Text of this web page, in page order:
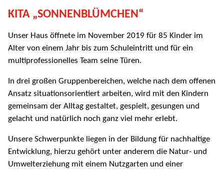
KITA „SONNENBLÜMCHEN“
Unser Haus öffnete im November 2019 für 85 Kinder im
Alter von einem Jahr bis zum Schuleintritt und für ein
multiprofessionelles Team seine Türen.
In drei großen Gruppenbereichen, welche nach dem offenen
Ansatz situationsorientiert arbeiten, wird mit den Kindern
gemeinsam der Alltag gestaltet, gespielt, gesungen und
gelacht und natürlich noch ganz viel mehr erlebt.
Unsere Schwerpunkte liegen in der Bildung für nachhaltige
Entwicklung, hierzu gehört unter anderem die Natur- und
Umwelterziehung mit einem Nutzgarten und einer